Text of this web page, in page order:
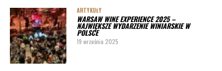
ARTYKUŁY
WARSAW WINE EXPERIENCE 2025 –
NAJWIĘKSZE WYDARZENIE WINIARSKIE W
POLSCE
19 września 2025